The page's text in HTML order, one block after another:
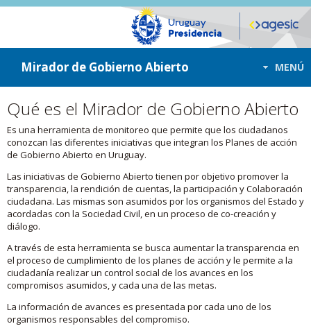
ir a contenido
ir al menú
Mirador de Gobierno Abierto MENÚ
Qué es el Mirador de Gobierno Abierto
Es una herramienta de monitoreo que permite que los ciudadanos
conozcan las diferentes iniciativas que integran los Planes de acción
de Gobierno Abierto en Uruguay.
Las iniciativas de Gobierno Abierto tienen por objetivo promover la
transparencia, la rendición de cuentas, la participación y Colaboración
ciudadana. Las mismas son asumidos por los organismos del Estado y
acordadas con la Sociedad Civil, en un proceso de co-creación y
diálogo.
A través de esta herramienta se busca aumentar la transparencia en
el proceso de cumplimiento de los planes de acción y le permite a la
ciudadanía realizar un control social de los avances en los
compromisos asumidos, y cada una de las metas.
La información de avances es presentada por cada uno de los
organismos responsables del compromiso.